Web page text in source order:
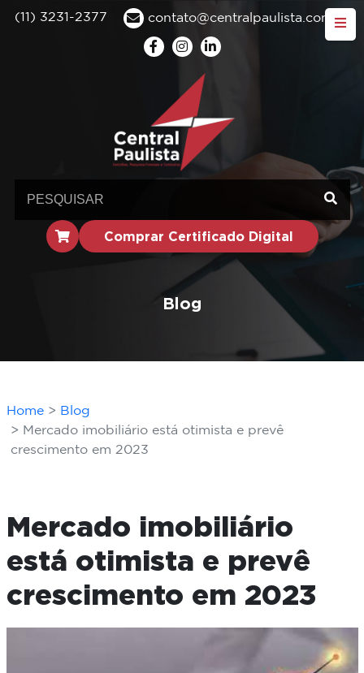
(11) 3231-2377 contato@centralpaulista.com.br
Comprar Certificado Digital
Blog
Home
Blog
Mercado imobiliário está otimista e prevê
crescimento em 2023
Mercado imobiliário
está otimista e prevê
crescimento em 2023